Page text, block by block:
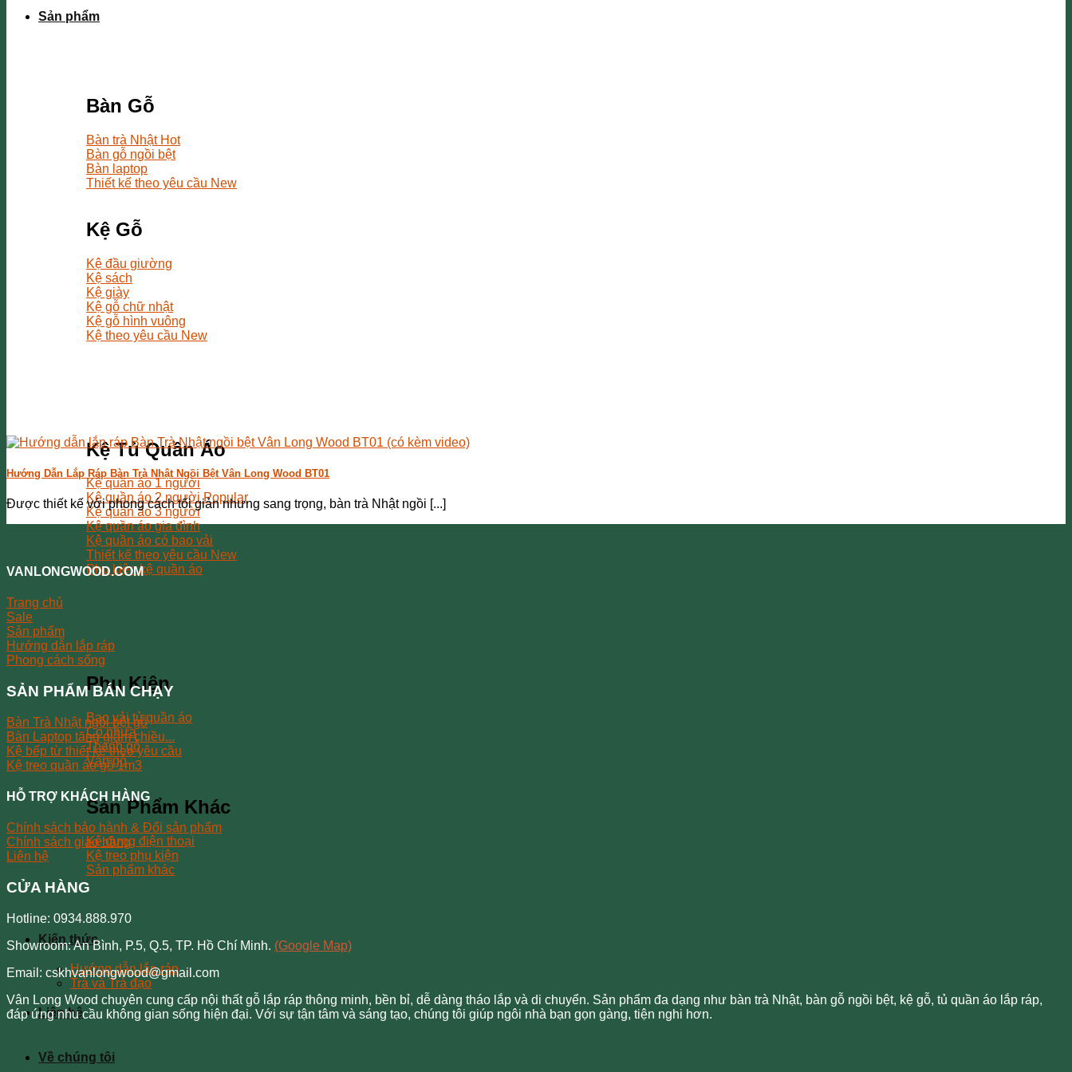
Sản phẩm
Bàn Gỗ
Bàn trà Nhật
Bàn gỗ ngồi bệt
Bàn laptop
Thiết kế theo yêu cầu
Kệ Gỗ
Kệ đầu giường
Kệ sách
Kệ giày
Kệ gỗ chữ nhật
Kệ gỗ hình vuông
Kệ theo yêu cầu
Kệ Tủ Quần Áo
Kệ quần áo 1 người
Kệ quần áo 2 người
Kệ quần áo 3 người
Kệ quần áo gia đình
Kệ quần áo có bao vải
Thiết kế theo yêu cầu
Phụ kiện kệ quần áo
Phụ Kiện
Bao vải tủ quần áo
Co nhựa
Thanh gỗ
Ván gỗ
Sản Phẩm Khác
Kệ đựng điện thoại
Kệ treo phụ kiện
Sản phẩm khác
Kiến thức
Hướng dẫn lắp ráp
Trà và Trà đạo
Liên hệ
Về chúng tôi
Hướng Dẫn Lắp Ráp Bàn Trà Nhật Ngồi Bệt Vân Long Wood BT01
Được thiết kế với phong cách tối giản nhưng sang trọng, bàn trà Nhật ngồi [...]
VANLONGWOOD.COM
Trang chủ
Sale
Sản phẩm
Hướng dẫn lắp ráp
Phong cách sống
SẢN PHẨM BÁN CHẠY
Bàn Trà Nhật ngồi bệt gỗ
Bàn Laptop tăng giảm chiều...
Kệ bếp từ thiết kế theo yêu cầu
Kệ treo quần áo gỗ 1m3
HỖ TRỢ KHÁCH HÀNG
Chính sách bảo hành & Đổi sản phẩm
Chính sách giao hàng
Liên hệ
CỬA HÀNG
Hotline: 0934.888.970
Showroom: An Bình, P.5, Q.5, TP. Hồ Chí Minh. (Google Map)
Email: cskhvanlongwood@gmail.com
Vân Long Wood chuyên cung cấp nội thất gỗ lắp ráp thông minh, bền bỉ, dễ dàng tháo lắp và di chuyển. Sản phẩm đa dạng như bàn trà Nhật, bàn gỗ ngồi bệt, kệ gỗ, tủ quần áo lắp ráp,
đáp ứng nhu cầu không gian sống hiện đại. Với sự tận tâm và sáng tạo, chúng tôi giúp ngôi nhà bạn gọn gàng, tiện nghi hơn.